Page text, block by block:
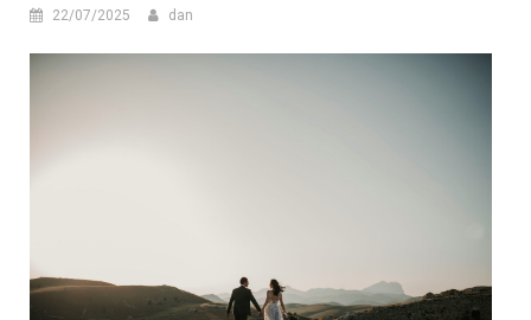
22/07/2025 dan